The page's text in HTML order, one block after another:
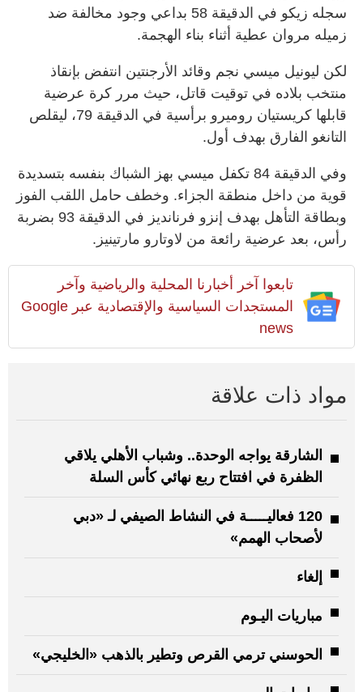
سجله زيكو في الدقيقة 58 بداعي وجود مخالفة ضد
زميله مروان عطية أثناء بناء الهجمة.
لكن ليونيل ميسي نجم وقائد الأرجنتين انتفض بإنقاذ
منتخب بلاده في توقيت قاتل، حيث مرر كرة عرضية
قابلها كريستيان روميرو برأسية في الدقيقة 79، ليقلص
التانغو الفارق بهدف أول.
وفي الدقيقة 84 تكفل ميسي بهز الشباك بنفسه بتسديدة
قوية من داخل منطقة الجزاء. وخطف حامل اللقب الفوز
وبطاقة التأهل بهدف إنزو فرنانديز في الدقيقة 93 بضربة
رأس، بعد عرضية رائعة من لاوتارو مارتينيز.
تابعوا آخر أخبارنا المحلية والرياضية وآخر
المستجدات السياسية والإقتصادية عبر Google
news
مواد ذات علاقة
الشارقة يواجه الوحدة.. وشباب الأهلي يلاقي
الظفرة في افتتاح ربع نهائي كأس السلة
120 فعاليـــــة في النشاط الصيفي لـ «دبي
لأصحاب الهمم»
إلغاء
مباريات اليـوم
الحوسني ترمي القرص وتطير بالذهب «الخليجي»